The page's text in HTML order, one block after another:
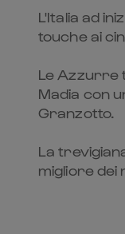
L'Italia ad
touche ai
Le Azzurre
Madia con
Granzotto.
La
migliore dei